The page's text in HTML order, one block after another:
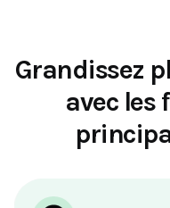
Grandissez
avec les